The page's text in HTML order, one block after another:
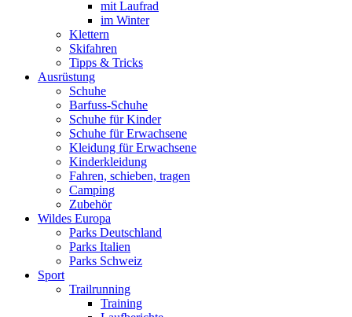
mit Laufrad
im Winter
Klettern
Skifahren
Tipps & Tricks
Ausrüstung
Schuhe
Barfuss-Schuhe
Schuhe für Kinder
Schuhe für Erwachsene
Kleidung für Erwachsene
Kinderkleidung
Fahren, schieben, tragen
Camping
Zubehör
Wildes Europa
Parks Deutschland
Parks Italien
Parks Schweiz
Sport
Trailrunning
Training